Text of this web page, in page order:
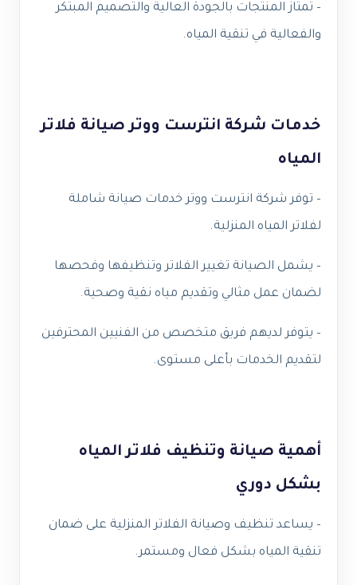
– تمتاز المنتجات بالجودة العالية والتصميم المبتكر
والفعالية في تنقية المياه.
خدمات شركة انترست ووتر صيانة فلاتر
المياه
– توفر شركة انترست ووتر خدمات صيانة شاملة
لفلاتر المياه المنزلية.
– يشمل الصيانة تغيير الفلاتر وتنظيفها وفحصها
لضمان عمل مثالي وتقديم مياه نقية وصحية.
– يتوفر لديهم فريق متخصص من الفنيين المحترفين
لتقديم الخدمات بأعلى مستوى.
أهمية صيانة وتنظيف فلاتر المياه
بشكل دوري
– يساعد تنظيف وصيانة الفلاتر المنزلية على ضمان
تنقية المياه بشكل فعال ومستمر.